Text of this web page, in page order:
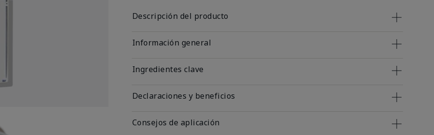
Descripción del producto
Información general
Ingredientes clave
Declaraciones y beneficios
Consejos de aplicación